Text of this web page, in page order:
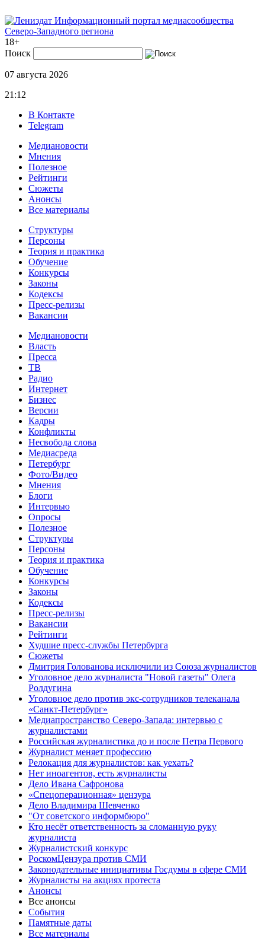
Информационный портал медиасообщества
Северо-Западного региона
18+
Поиск
07 августа 2026
21:12
В Контакте
Telegram
Медиановости
Мнения
Полезное
Рейтинги
Сюжеты
Анонсы
Все материалы
Структуры
Персоны
Теория и практика
Обучение
Конкурсы
Законы
Кодексы
Пресс-релизы
Вакансии
Медиановости
Власть
Пресса
ТВ
Радио
Интернет
Бизнес
Версии
Кадры
Конфликты
Несвобода слова
Медиасреда
Петербург
Фото/Видео
Мнения
Блоги
Интервью
Опросы
Полезное
Структуры
Персоны
Теория и практика
Обучение
Конкурсы
Законы
Кодексы
Пресс-релизы
Вакансии
Рейтинги
Худшие пресс-службы Петербурга
Сюжеты
Дмитрия Голованова исключили из Союза журналистов
Уголовное дело журналиста "Новой газеты" Олега
Ролдугина
Уголовное дело против экс-сотрудников телеканала
«Санкт-Петербург»
Медиапространство Северо-Запада: интервью с
журналистами
Российская журналистика до и после Петра Первого
Журналист меняет профессию
Релокация для журналистов: как уехать?
Нет иноагентов, есть журналисты
Дело Ивана Сафронова
«Спецоперационная» цензура
Дело Владимира Шевченко
"От советского информбюро"
Кто несёт ответственность за сломанную руку
журналиста
Журналистский конкурс
РоскомЦензура против СМИ
Законодательные инициативы Госдумы в сфере СМИ
Журналисты на акциях протеста
Анонсы
Все анонсы
События
Памятные даты
Все материалы